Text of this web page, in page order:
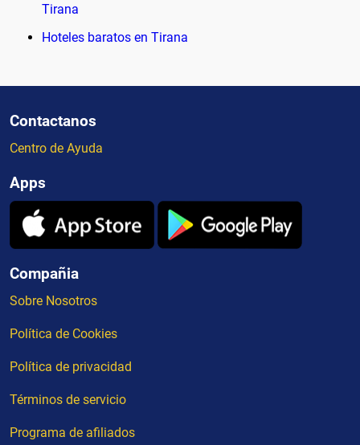
Tirana
Hoteles baratos en Tirana
Contactanos
Centro de Ayuda
Apps
Compañia
Sobre Nosotros
Política de Cookies
Política de privacidad
Términos de servicio
Programa de afiliados